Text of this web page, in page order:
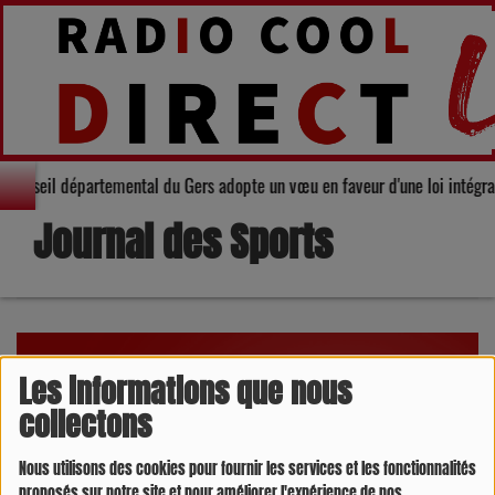
Les informations que nous
collectons
Nous utilisons des cookies pour fournir les services et les fonctionnalités
Le Conseil départemental du Gers adopte un vœu en faveur d'une loi
Journal des Sports